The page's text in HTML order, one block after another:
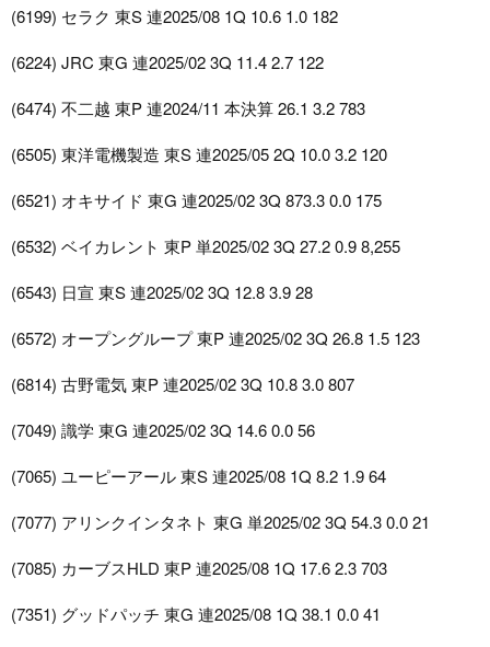
(6199) セラク 東S 連2025/08 1Q 10.6 1.0 182
(6224) JRC 東G 連2025/02 3Q 11.4 2.7 122
(6474) 不二越 東P 連2024/11 本決算 26.1 3.2 783
(6505) 東洋電機製造 東S 連2025/05 2Q 10.0 3.2 120
(6521) オキサイド 東G 連2025/02 3Q 873.3 0.0 175
(6532) ベイカレント 東P 単2025/02 3Q 27.2 0.9 8,255
(6543) 日宣 東S 連2025/02 3Q 12.8 3.9 28
(6572) オープングループ 東P 連2025/02 3Q 26.8 1.5 123
(6814) 古野電気 東P 連2025/02 3Q 10.8 3.0 807
(7049) 識学 東G 連2025/02 3Q 14.6 0.0 56
(7065) ユーピーアール 東S 連2025/08 1Q 8.2 1.9 64
(7077) アリンクインタネト 東G 単2025/02 3Q 54.3 0.0 21
(7085) カーブスHLD 東P 連2025/08 1Q 17.6 2.3 703
(7351) グッドパッチ 東G 連2025/08 1Q 38.1 0.0 41